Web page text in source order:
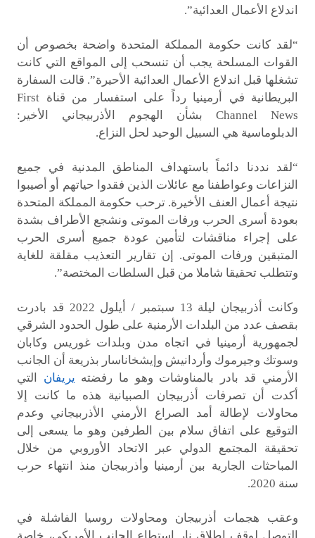
اندلاع الأعمال العدائية”.
“لقد كانت حكومة المملكة المتحدة واضحة بخصوص أن
القوات المسلحة يجب أن تنسحب إلى المواقع التي كانت
تشغلها قبل اندلاع الأعمال العدائية الأحيرة”. قالت السفارة
البريطانية في أرمينيا رداً على استفسار من قناة First
Channel News بشأن الهجوم الأذربيجاني الأخير:
الدبلوماسية هي السبيل الوحيد لحل النزاع.
“لقد نددنا دائماً باستهداف المناطق المدنية في جميع
النزاعات وعواطفنا مع عائلات الذين فقدوا حياتهم أو أصيبوا
نتيجة أعمال العنف الأخيرة. ترحب حكومة المملكة المتحدة
بعودة أسرى الحرب ورفات الموتى ونشجع الأطراف بشدة
على إجراء مناقشات لتأمين عودة جميع أسرى الحرب
المتبقين ورفات الموتى. إن تقارير التعذيب مقلقة للغاية
وتتطلب تحقيقا شاملا من قبل السلطات المختصة”.
وكانت أذربيجان ليلة 13 سبتمبر / أيلول 2022 قد بادرت
بقصف عدد من البلدات الأرمنية على طول الحدود الشرقي
لجمهورية أرمينيا في اتجاه مدن وبلدات غوريس وكابان
وسوتك وجيرموك وأردانيش وإيشخاناسار بذريعة أن الجانب
الأرمني قد بادر بالمناوشات وهو ما رفضته يريفان التي
أكدت أن تصرفات أذربيجان الصبيانية هذه ما كانت إلا
محاولات لإطالة أمد الصراع الأرمني الأذربيجاني وعدم
التوقيع على اتفاق سلام بين الطرفين وهو ما يسعى إلى
تحقيقة المجتمع الدولي عبر الاتحاد الأوروبي من خلال
المباحثات الجارية بين أرمينيا وأذربيجان منذ انتهاء حرب
سنة 2020.
وعقب هجمات أذربيجان ومحاولات روسيا الفاشلة في
التوصل لوقف اطلاق نار استطاع الجانب الأمريكي، خاصة